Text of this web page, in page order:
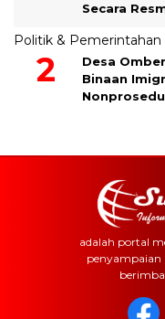
Secara
Politik & Pemerintahan
Desa
Binaan
adalah portal
penyampaian